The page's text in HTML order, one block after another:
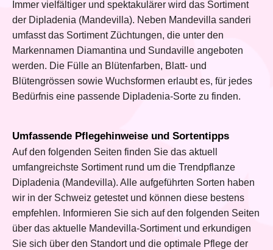
Immer vielfältiger und spektakulärer wird das Sortiment
der Dipladenia (Mandevilla). Neben Mandevilla sanderi
umfasst das Sortiment Züchtungen, die unter den
Markennamen Diamantina und Sundaville angeboten
werden. Die Fülle an Blütenfarben, Blatt- und
Blütengrössen sowie Wuchsformen erlaubt es, für jedes
Bedürfnis eine passende Dipladenia-Sorte zu finden.
Umfassende Pflegehinweise und Sortentipps
Auf den folgenden Seiten finden Sie das aktuell
umfangreichste Sortiment rund um die Trendpflanze
Dipladenia (Mandevilla). Alle aufgeführten Sorten haben
wir in der Schweiz getestet und können diese bestens
empfehlen. Informieren Sie sich auf den folgenden Seiten
über das aktuelle Mandevilla-Sortiment und erkundigen
Sie sich über den Standort und die optimale Pflege der